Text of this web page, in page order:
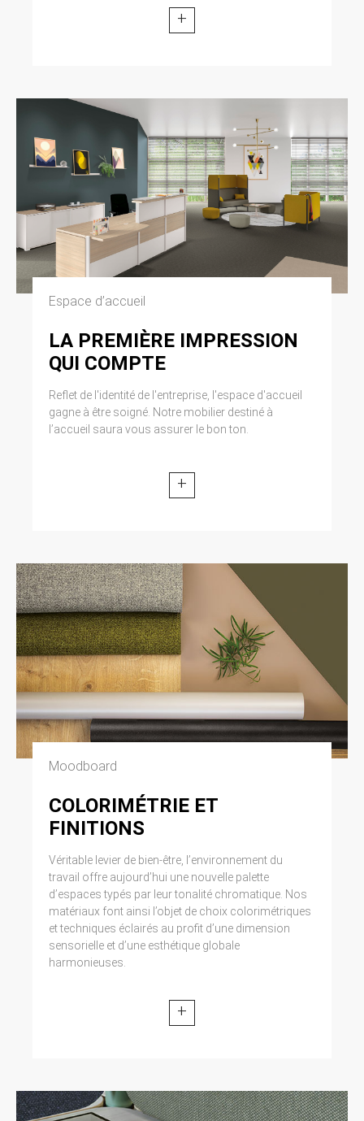
+
Espace d’accueil
LA PREMIÈRE IMPRESSION
QUI COMPTE
Reflet de l'identité de l'entreprise, l'espace d'accueil
gagne à être soigné. Notre mobilier destiné à
l’accueil saura vous assurer le bon ton.
+
Moodboard
COLORIMÉTRIE ET
FINITIONS
Véritable levier de bien-être, l’environnement du
travail offre aujourd’hui une nouvelle palette
d’espaces typés par leur tonalité chromatique. Nos
matériaux font ainsi l’objet de choix colorimétriques
et techniques éclairés au profit d’une dimension
sensorielle et d’une esthétique globale
harmonieuses.
+